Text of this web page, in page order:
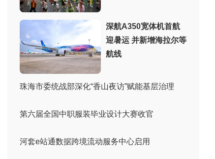
深航A350宽体机首航
迎暑运 并新增海拉尔等
航线
珠海市委统战部深化“香山夜访”赋能基层治理
第六届全国中职服装毕业设计大赛收官
河套e站通数据跨境流动服务中心启用